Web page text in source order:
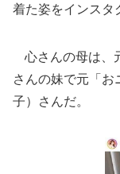
着た姿をインスタ
心さんの母は、
さんの妹で元「
子）さんだ。